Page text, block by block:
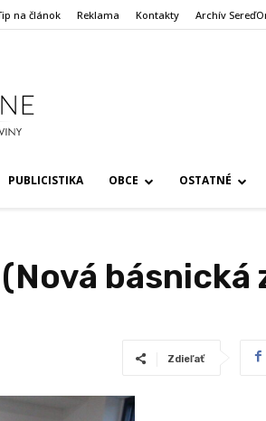
na článok Reklama Kontakty Archív
PUBLICISTIKA OBCE OSTATNÉ
básnická
Zdieľať